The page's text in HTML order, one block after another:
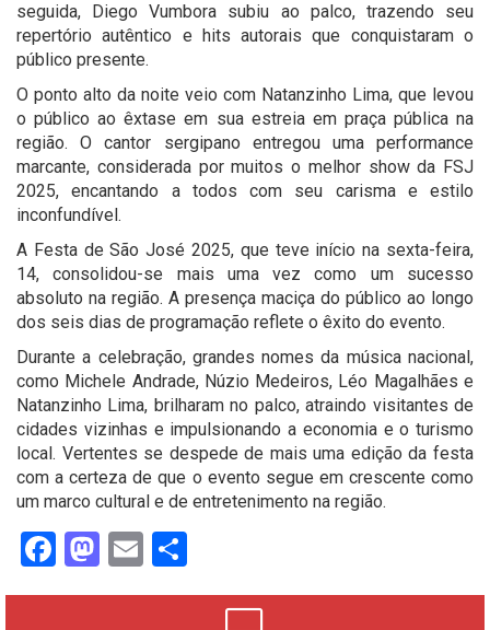
seguida, Diego Vumbora subiu ao palco, trazendo seu
repertório autêntico e hits autorais que conquistaram o
público presente.
O ponto alto da noite veio com Natanzinho Lima, que levou
o público ao êxtase em sua estreia em praça pública na
região. O cantor sergipano entregou uma performance
marcante, considerada por muitos o melhor show da FSJ
2025, encantando a todos com seu carisma e estilo
inconfundível.
A Festa de São José 2025, que teve início na sexta-feira,
14, consolidou-se mais uma vez como um sucesso
absoluto na região. A presença maciça do público ao longo
dos seis dias de programação reflete o êxito do evento.
Durante a celebração, grandes nomes da música nacional,
como Michele Andrade, Núzio Medeiros, Léo Magalhães e
Natanzinho Lima, brilharam no palco, atraindo visitantes de
cidades vizinhas e impulsionando a economia e o turismo
local. Vertentes se despede de mais uma edição da festa
com a certeza de que o evento segue em crescente como
um marco cultural e de entretenimento na região.
Facebook
Mastodon
Email